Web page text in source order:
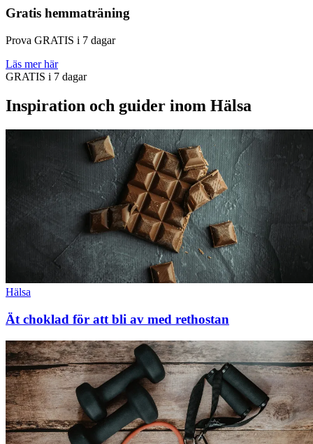
Gratis hemmaträning
Prova GRATIS i 7 dagar
Läs mer här
GRATIS i 7 dagar
Inspiration och guider inom Hälsa
Hälsa
Ät choklad för att bli av med rethostan